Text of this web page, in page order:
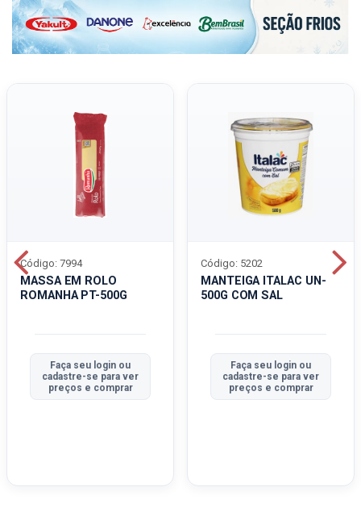
MASSA EM ROLO
ROMANHA PT-500G
Código: 7994
Faça seu login ou
cadastre-se para ver
preços e comprar
MANTEIGA ITALAC UN-
500G COM SAL
Código: 5202
Faça seu login ou
cadastre-se para ver
preços e comprar